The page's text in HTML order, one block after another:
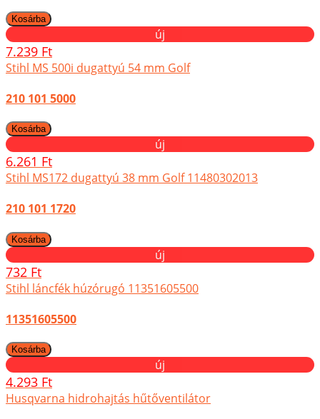
új
7.239 Ft
Stihl MS 500i dugattyú 54 mm Golf
210 101 5000
új
6.261 Ft
Stihl MS172 dugattyú 38 mm Golf 11480302013
210 101 1720
új
732 Ft
Stihl láncfék húzórugó 11351605500
11351605500
új
4.293 Ft
Husqvarna hidrohajtás hűtőventilátor